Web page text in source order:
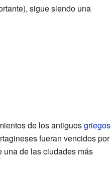
sigue siendo una
de los antiguosgriegos
fueran vencidos por
de las ciudades más